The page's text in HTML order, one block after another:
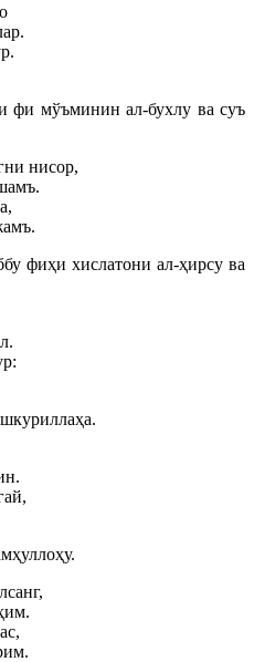
фи мўъминин ал-бухлу ва суъ
нисор,
фиҳи хислатони ал-ҳирсу ва